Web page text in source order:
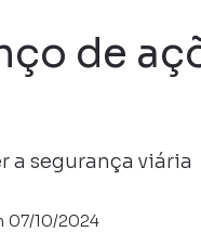
de
a segurança viária
07/10/2024